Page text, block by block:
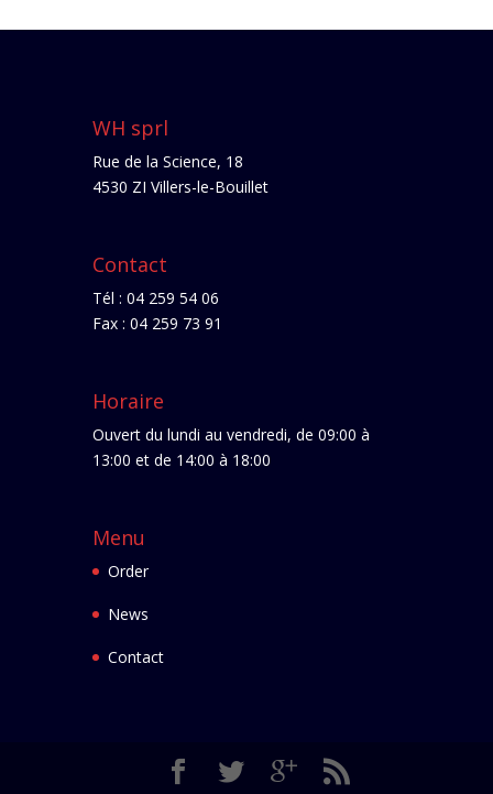
WH sprl
Rue de la Science, 18
4530 ZI Villers-le-Bouillet
Contact
Tél : 04 259 54 06
Fax : 04 259 73 91
Horaire
Ouvert du lundi au vendredi, de 09:00 à
13:00 et de 14:00 à 18:00
Menu
Order
News
Contact